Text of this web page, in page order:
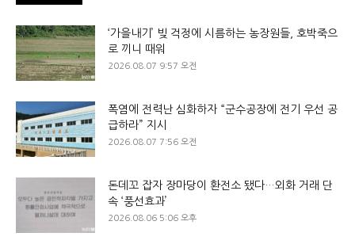
‘가을내기’ 빚 걱정에 시름하는 농장원들, 호박죽으
로 끼니 때워
2026.08.07 9:57 오전
폭염에 전력난 심화하자 “군수공장에 전기 우선 공
급하라” 지시
2026.08.07 7:56 오전
돈데꼬 잡자 장마당이 환전소 됐다…외화 거래 단
속 ‘풍선효과’
2026.08.06 5:06 오후